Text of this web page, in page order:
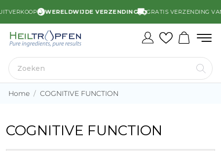
WERELDWIJDE VERZENDING GRATIS VERZENDING
Home COGNITIVE FUNCTION
COGNITIVE FUNCTION